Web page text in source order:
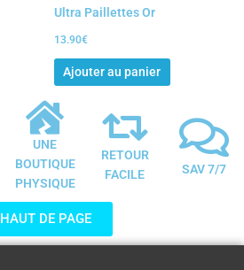
Ultra Paillettes Or
13.90€
Ajouter au panier
UNE
BOUTIQUE
PHYSIQUE
RETOUR
FACILE
SAV 7/7
HAUT DE PAGE